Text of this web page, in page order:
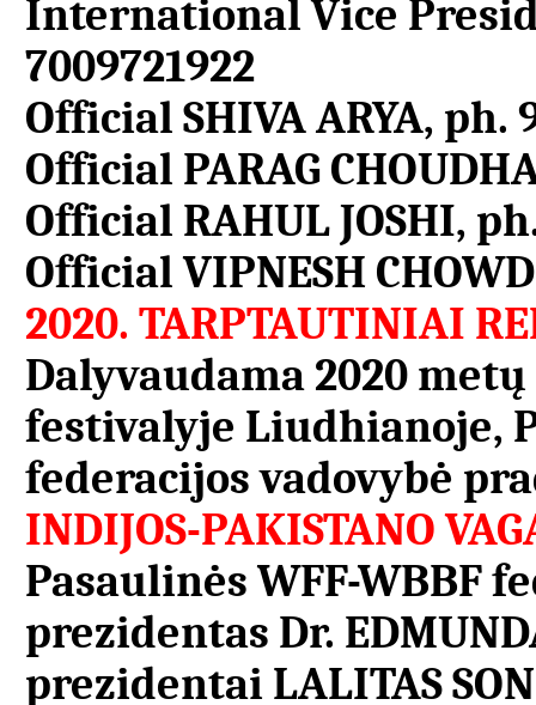
International Vice
7009721922
Official SHIVA ARYA, ph.
Official PARAG
Official RAHUL JOSHI,
Official VIPNESH
2020. TARPTAUTINIAI
Dalyvaudama 2020
festivalyje Liudhianoje,
federacijos vadovybė
INDIJOS-PAKISTANO
Pasaulinės WFF-WBBF
prezidentas Dr.
prezidentai LALITAS